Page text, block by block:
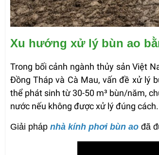
Xu hướng xử lý bùn ao
Trong bối cảnh ngành thủy sản Việt
Đồng Tháp và Cà Mau, vấn đề xử lý
thể phát sinh từ 30-50 m³ bùn/năm,
nước nếu không được xử lý đúng cách.
Giải pháp nhà kính phơi bùn ao đã